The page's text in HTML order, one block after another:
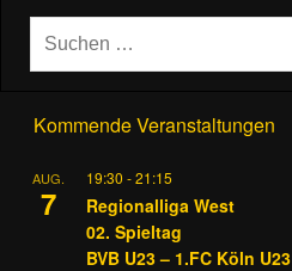
Kommende Veranstaltungen
AUG.
7
19:30 -21:15
Regionalliga West
02. Spieltag
BVB U23 – 1.FC Köln U23